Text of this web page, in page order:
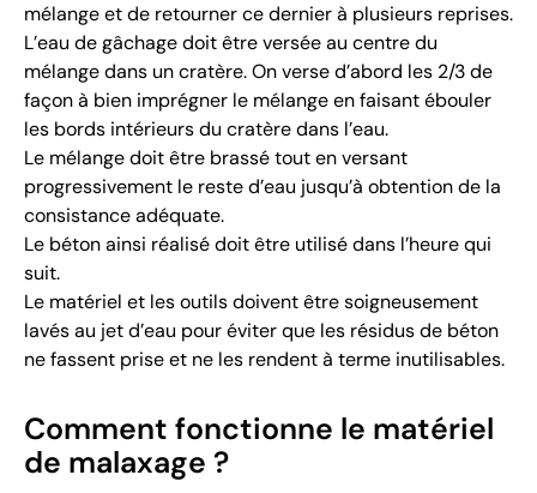
mélange et de retourner ce dernier à plusieurs reprises.
L’eau de gâchage doit être versée au centre du
mélange dans un cratère. On verse d’abord les 2/3 de
façon à bien imprégner le mélange en faisant ébouler
les bords intérieurs du cratère dans l’eau.
Le mélange doit être brassé tout en versant
progressivement le reste d’eau jusqu’à obtention de la
consistance adéquate.
Le béton ainsi réalisé doit être utilisé dans l’heure qui
suit.
Le matériel et les outils doivent être soigneusement
lavés au jet d’eau pour éviter que les résidus de béton
ne fassent prise et ne les rendent à terme inutilisables.
Comment fonctionne le matériel
de malaxage ?